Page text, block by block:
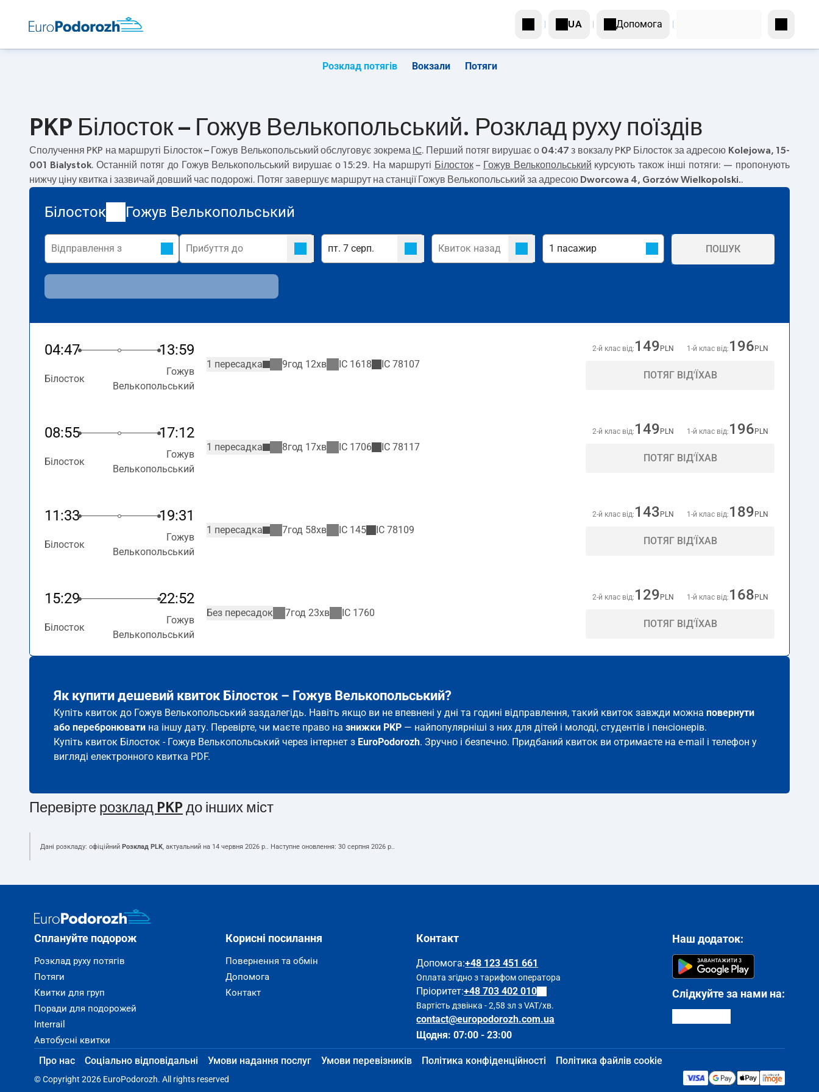
UA Допомога
Розклад потягів Вокзали Потяги
PKP Білосток – Гожув Велькопольський. Розклад руху поїздів
Сполучення PKP на маршруті Білосток – Гожув Велькопольський обслуговує зокрема IC. Перший потяг вирушає о 04:47 з вокзалу PKP Білосток за адресою Kolejowa, 15-
001 Bialystok. Останній потяг до Гожув Велькопольський вирушає о 15:29. На маршруті Білосток– Гожув Велькопольський курсують також інші потяги: — пропонують
нижчу ціну квитка і зазвичай довший час подорожі. Потяг завершує маршрут на станції Гожув Велькопольський за адресою Dworcowa 4, Gorzów Wielkopolski..
Білосток Гожув Велькопольський
ПОШУК
04:47 13:59
Білосток
Гожув
Велькопольський
1 пересадка 9год 12хв IC 1618 IC 78107
2-й клас від: 149 PLN 1-й клас від: 196 PLN
ПОТЯГ ВІД'ЇХАВ
08:55 17:12
Білосток
Гожув
Велькопольський
1 пересадка 8год 17хв IC 1706 IC 78117
2-й клас від: 149 PLN 1-й клас від: 196 PLN
ПОТЯГ ВІД'ЇХАВ
11:33 19:31
Білосток
Гожув
Велькопольський
1 пересадка 7год 58хв IC 145 IC 78109
2-й клас від: 143 PLN 1-й клас від: 189 PLN
ПОТЯГ ВІД'ЇХАВ
15:29 22:52
Білосток
Гожув
Велькопольський
Без пересадок 7год 23хв IC 1760
2-й клас від: 129 PLN 1-й клас від: 168 PLN
ПОТЯГ ВІД'ЇХАВ
Як купити дешевий квиток Білосток – Гожув Велькопольський?
Купіть квиток до Гожув Велькопольський заздалегідь. Навіть якщо ви не впевнені у дні та годині відправлення, такий квиток завжди можна повернути
або перебронювати на іншу дату. Перевірте, чи маєте право на знижки PKP — найпопулярніші з них для дітей і молоді, студентів і пенсіонерів.
Купіть квиток Білосток - Гожув Велькопольський через інтернет з EuroPodorozh. Зручно і безпечно. Придбаний квиток ви отримаєте на e-mail і телефон у
вигляді електронного квитка PDF.
Перевірте розклад PKP до інших міст
Дані розкладу: офіційний Розклад PLK, актуальний на 14 червня 2026 р.. Наступне оновлення: 30 серпня 2026 р..
Сплануйте подорож
Розклад руху потягів
Потяги
Квитки для груп
Поради для подорожей
Interrail
Автобусні квитки
Корисні посилання
Повернення та обмін
Допомога
Контакт
Контакт
Допомога:+48 123 451 661
Оплата згідно з тарифом оператора
Пріоритет:+48 703 402 010
Вартість дзвінка - 2,58 зл з VAT/хв.
contact@europodorozh.com.ua
Щодня: 07:00 - 23:00
Наш додаток:
Слідкуйте за нами на:
Про нас Соціально відповідальні Умови надання послуг Умови перевізників Політика конфіденційності Політика файлів cookie
© Copyright 2026 EuroPodorozh. All rights reserved